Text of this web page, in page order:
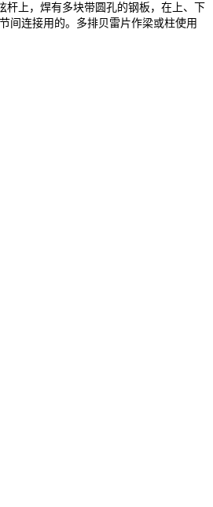
杆上，焊有多块带圆孔的钢板，在上、下
间连接用的。多排贝雷片作梁或柱使用